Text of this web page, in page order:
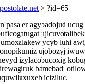
> ?id=65
pasa er agybadojud
ycyb luhi
ujobozyj
izylacobucoxig
bamebadi
iciziluc.